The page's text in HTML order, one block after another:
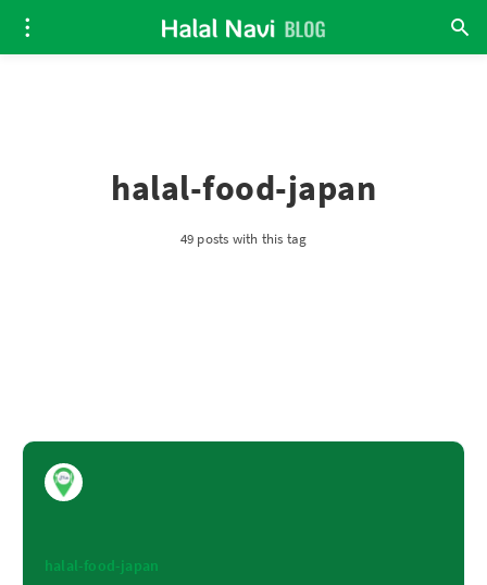
halal-food-japan
49 posts with this tag
halal-food-japan